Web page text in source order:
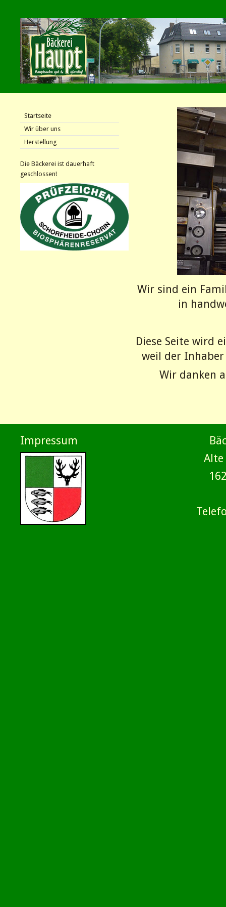
Startseite
Wir über uns
Herstellung
Die Bäckerei ist dauerhaft
geschlossen!
Wir sind ein
in
Diese Seite wird
weil der
Wir danken
Impressum